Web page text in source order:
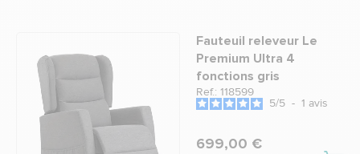
Fauteuil releveur Le
Premium Ultra 4
fonctions gris
Ref.: 118599
5/5 - 1 avis
699,00 €